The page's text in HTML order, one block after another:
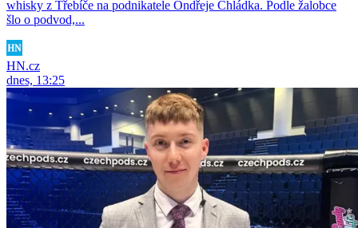
whisky z Třebíče na podnikatele Ondřeje Chládka. Podle žalobce
šlo o podvod,...
HN.cz
dnes, 13:25